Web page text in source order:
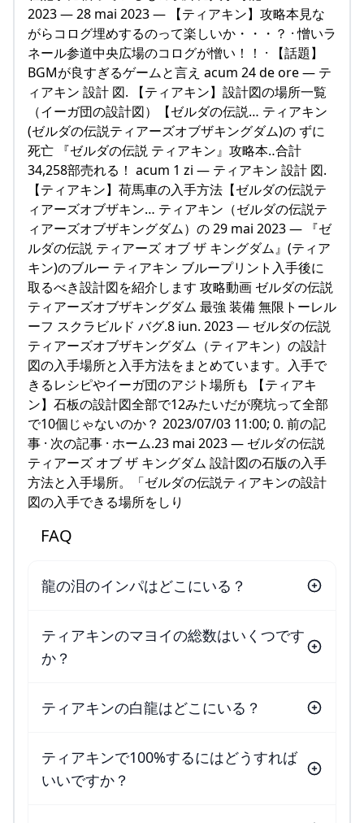
2023 — 28 mai 2023 — 【ティアキン】攻略本見な
がらコログ埋めするのって楽しいか・・・？ · 憎いラ
ネール参道中央広場のコログが憎い！！ · 【話題】
BGMが良すぎるゲームと言え acum 24 de ore — テ
ィアキン 設計 図. 【ティアキン】設計図の場所一覧
（イーガ団の設計図）【ゼルダの伝説… ティアキン
(ゼルダの伝説ティアーズオブザキングダム)の ずに
死亡 『ゼルダの伝説 ティアキン』攻略本‥合計
34,258部売れる！ acum 1 zi — ティアキン 設計 図.
【ティアキン】荷馬車の入手方法【ゼルダの伝説テ
ィアーズオブザキン… ティアキン（ゼルダの伝説テ
ィアーズオブザキングダム）の 29 mai 2023 — 『ゼ
ルダの伝説 ティアーズ オブ ザ キングダム』(ティア
キン)のブルー ティアキン ブループリント入手後に
取るべき設計図を紹介します 攻略動画 ゼルダの伝説
ティアーズオブザキングダム 最強 装備 無限トーレル
ーフ スクラビルド バグ.8 iun. 2023 — ゼルダの伝説
ティアーズオブザキングダム（ティアキン）の設計
図の入手場所と入手方法をまとめています。入手で
きるレシピやイーガ団のアジト場所も 【ティアキ
ン】石板の設計図全部で12みたいだが廃坑って全部
で10個じゃないのか？ 2023/07/03 11:00; 0. 前の記
事 · 次の記事 · ホーム.23 mai 2023 — ゼルダの伝説
ティアーズ オブ ザ キングダム 設計図の石版の入手
方法と入手場所。「ゼルダの伝説ティアキンの設計
図の入手できる場所をしり
FAQ
龍の泪のインパはどこにいる？
ティアキンのマヨイの総数はいくつです
か？
ティアキンの白龍はどこにいる？
ティアキンで100%するにはどうすれば
いいですか？